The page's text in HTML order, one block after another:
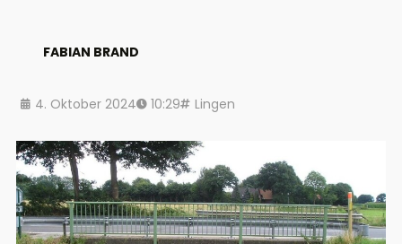
FABIAN BRAND
4. Oktober 2024 10:29 Lingen